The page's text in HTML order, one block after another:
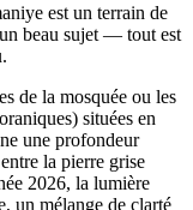
est un terrain de
beau sujet — tout est
de la mosquée ou les
situées en
une profondeur
la pierre grise
2026, la lumière
un mélange de clarté